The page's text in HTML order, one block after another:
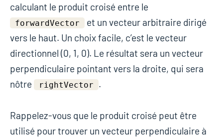
calculant le produit croisé entre le
forwardVector
et un vecteur arbitraire dirigé
vers le haut. Un choix facile, c’est le vecteur
directionnel (0, 1, 0). Le résultat sera un vecteur
perpendiculaire pointant vers la droite, qui sera
nôtre
rightVector .
Rappelez-vous que le produit croisé peut être
utilisé pour trouver un vecteur perpendiculaire à